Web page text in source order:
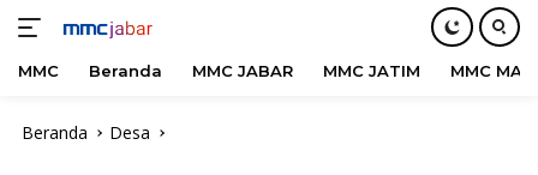
MMC Beranda MMC JABAR MMC JATIM MMC
Beranda Desa